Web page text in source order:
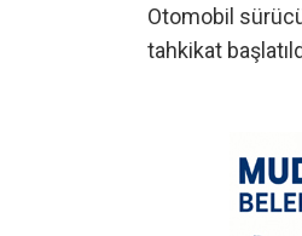
Otomobil
tahkikat